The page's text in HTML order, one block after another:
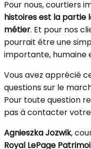
Pour nous, courtiers
histoires est la partie
métier. Et pour nos
pourrait être une
importante, humaine
Vous avez apprécié
questions sur le
Pour toute question
pas à contacter
Agnieszka Jozwik,
Royal LePage